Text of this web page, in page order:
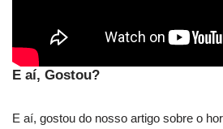
E aí, Gostou?
E aí, gostou do nosso artigo sobre o